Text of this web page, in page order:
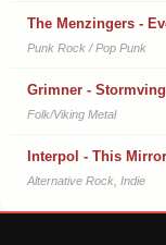
The Menzingers -
Punk Rock / Pop Punk
Grimner -
Folk/Viking Metal
Interpol - This
Alternative Rock, Indie